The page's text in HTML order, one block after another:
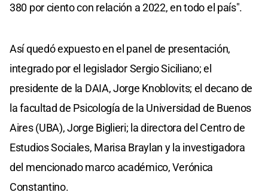
380 por ciento con relación a 2022, en todo el país".
Así quedó expuesto en el panel de presentación,
integrado por el legislador Sergio Siciliano; el
presidente de la DAIA, Jorge Knoblovits; el decano de
la facultad de Psicología de la Universidad de Buenos
Aires (UBA), Jorge Biglieri; la directora del Centro de
Estudios Sociales, Marisa Braylan y la investigadora
del mencionado marco académico, Verónica
Constantino.